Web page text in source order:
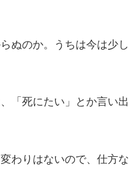
ぬのか。うちは今は少し
「死にたい」とか言い出
わりはないので、仕方な